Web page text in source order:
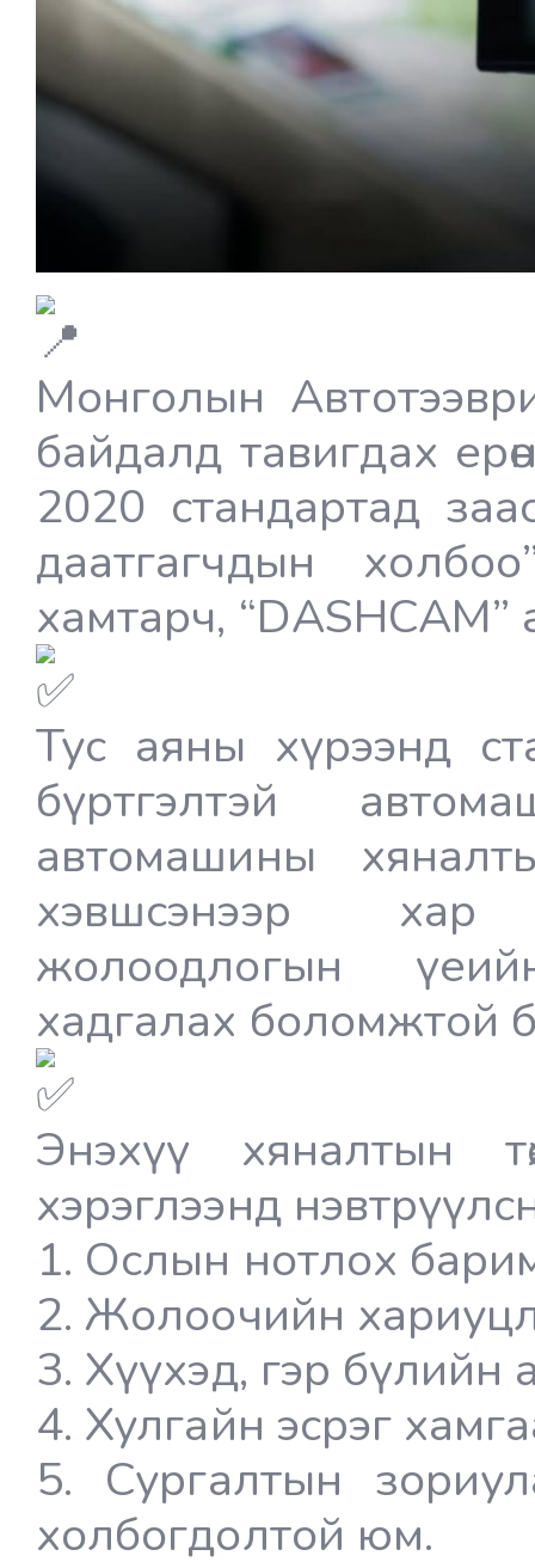
Монголын
байдалд тавигдах
2020 стандартад
даатгагчдын
хамтарч, “DASHCAM”
Тус аяны хүрээнд
бүртгэлтэй
автомашины
хэвшсэнээр хар
жолоодлогын
хадгалах боломжтой
Энэхүү хяналтын
хэрэглээнд
1. Ослын нотлох
2. Жолоочийн
3. Хүүхэд, гэр бүлийн
4. Хулгайн эсрэг
5. Сургалтын
холбогдолтой юм.